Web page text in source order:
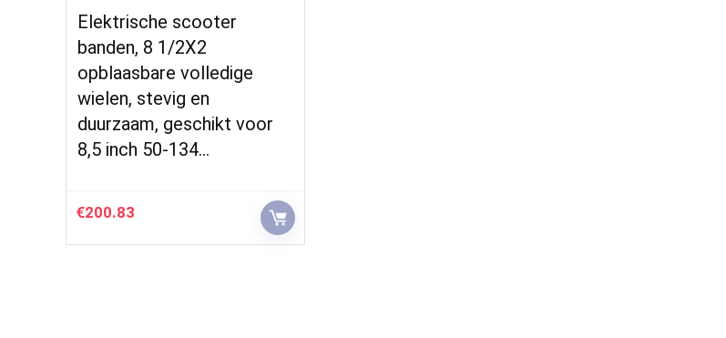
Elektrische scooter
banden, 8 1/2X2
opblaasbare volledige
wielen, stevig en
duurzaam, geschikt voor
8,5 inch 50-134…
€200.83